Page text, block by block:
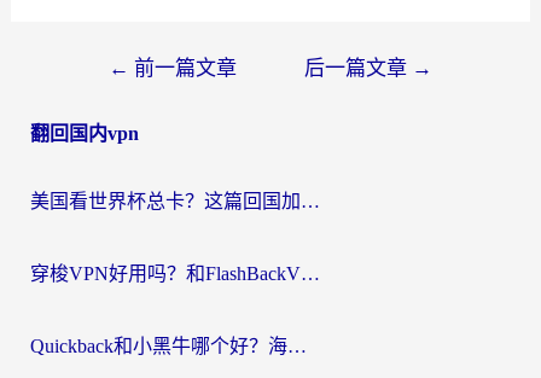
导
← 前一篇文章 后一篇文章 →
翻回国内vpn
美国看世界杯总卡？这篇回国加速器指南帮你无缝刷国内资源（附苹果手机VPN设置步骤）
穿梭VPN好用吗？和FlashBackVPN对比哪个回国效果更好？
Quickback和小黑牛哪个好？海外党亲测指南，选对回国加速器秒回国内